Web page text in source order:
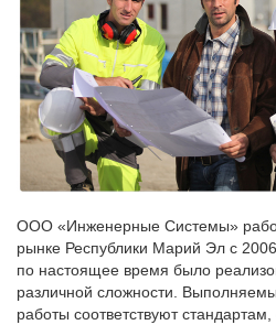
ООО «Инженерные Системы»
рынке Республики Марий Эл с
по настоящее время было
различной сложности.
работы соответствуют